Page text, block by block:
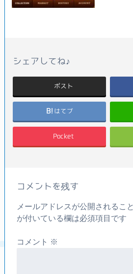
シェアしてね♪
ポスト
はてブ
Pocket
コメントを残す
メールアドレスが公開されるこ
が付いている欄は必須項目です
コメント ※